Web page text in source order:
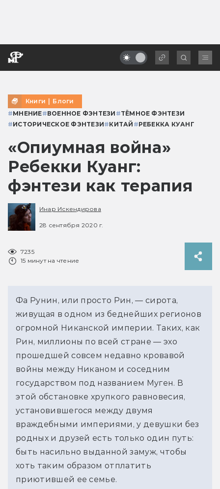
Книги | Блоги
#МНЕНИЕ#ВОЕННОЕ ФЭНТЕЗИ #ТЁМНОЕ ФЭНТЕЗИ
#ИСТОРИЧЕСКОЕ ФЭНТЕЗИ#КИТАЙ #РЕБЕККА КУАНГ
«Опиумная война»
Ребекки Куанг:
фэнтези как терапия
Инар Искендирова
28 сентября 2020 г.
7235
15 минут на чтение
Фа Рунин, или просто Рин, — сирота,
живущая в одном из беднейших регионов
огромной Никанской империи. Таких, как
Рин, миллионы по всей стране — эхо
прошедшей совсем недавно кровавой
войны между Никаном и соседним
государством под названием Муген. В
этой обстановке хрупкого равновесия,
установившегося между двумя
враждебными империями, у девушки без
родных и друзей есть только один путь:
быть насильно выданной замуж, чтобы
хоть таким образом отплатить
приютившей ее семье.